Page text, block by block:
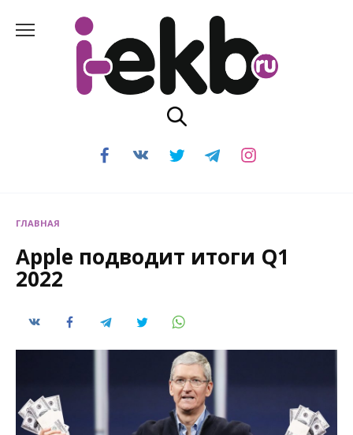
содержанию
ГЛАВНАЯ
Apple подводит итоги Q1
2022